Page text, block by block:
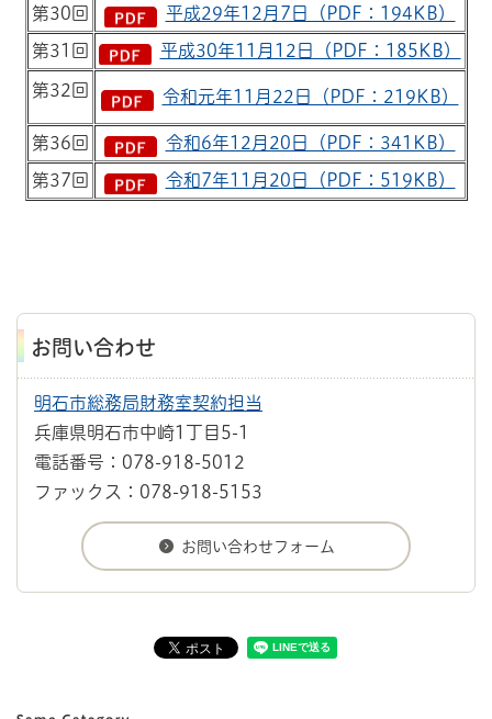
第30回 平成29年12月7日（PDF：194KB）
第31回 平成30年11月12日（PDF：185KB）
第32回 令和元年11月22日（PDF：219KB）
第36回 令和6年12月20日（PDF：341KB）
第37回 令和7年11月20日（PDF：519KB）
お問い合わせ
明石市総務局財務室契約担当
兵庫県明石市中崎1丁目5-1
電話番号：078-918-5012
ファックス：078-918-5153